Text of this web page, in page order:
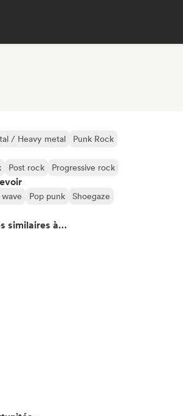
/ Heavy metal Punk Rock
Post rock Progressive rock
Pop punk Shoegaze
similaires à…